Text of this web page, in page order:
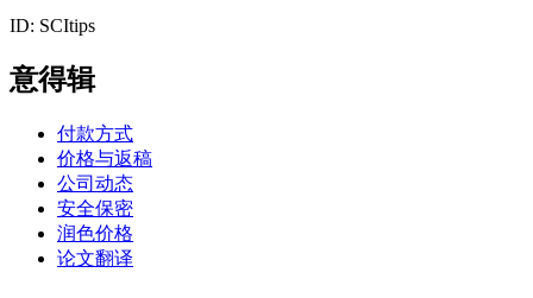
ID: SCItips
意得辑
付款方式
价格与返稿
公司动态
安全保密
润色价格
论文翻译